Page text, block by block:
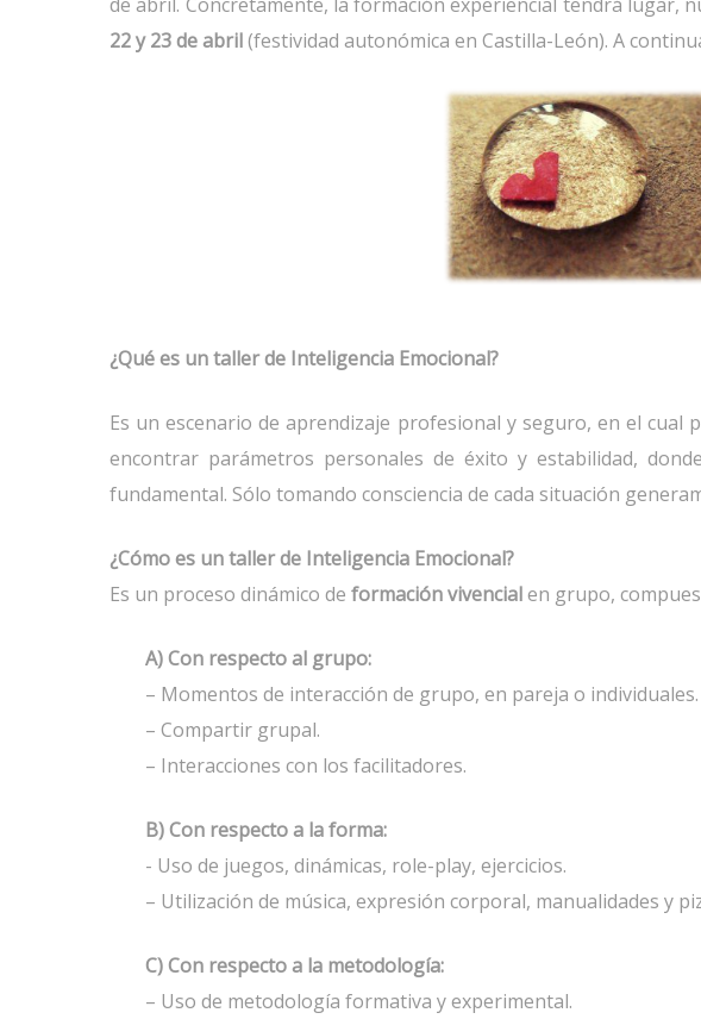
22 y 23 de abril(festividad autonómica en Castilla-León). A
¿Qué es un taller de Inteligencia Emocional?
Es un escenario de aprendizaje profesional y seguro, en el cual
encontrar parámetros personales de éxito y estabilidad,
fundamental. Sólo tomando consciencia de cada situación
¿Cómo es un taller de Inteligencia Emocional?
Es un proceso dinámico de formación vivencialen grupo,
A) Con respecto al grupo:
– Momentos de interacción de grupo, en pareja o individuales.
– Compartir grupal.
– Interacciones con los facilitadores.
B) Con respecto a la forma:
- Uso de juegos, dinámicas, role-play, ejercicios.
– Utilización de música, expresión corporal, manualidades y
C) Con respecto a la metodología:
– Uso de metodología formativa y experimental.